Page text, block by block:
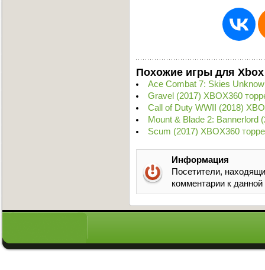
Похожие игры для Xbox
Ace Combat 7: Skies
Gravel (2017) XBOX360
Call of Duty WWII (2018)
Mount & Blade 2: Bannerlord
Scum (2017) XBOX360
Информация
Посетители,
комментарии к